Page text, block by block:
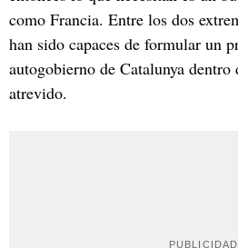
como Francia. Entre los dos
han sido capaces de formular un
autogobierno de Catalunya dentro
atrevido.